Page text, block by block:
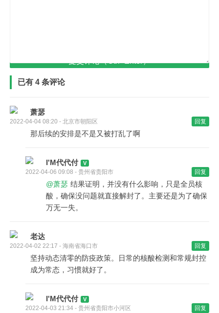
已有 4 条评论
萧瑟
2022-04-04 08:20 - 北京市朝阳区 回复
那后续的安排是不是又被打乱了啊
I'M代代付
2022-04-06 09:08 - 贵州省贵阳市 回复
@萧瑟 结果证明，并没有什么影响，只是全员核
酸，确保没问题就直接解封了。主要还是为了确保
万无一失。
老达
2022-04-02 22:17 - 海南省海口市 回复
坚持动态清零的防疫政策。日常的核酸检测和常规封控
成为常态，习惯就好了。
I'M代代付
2022-04-03 21:34 - 贵州省贵阳市小河区 回复